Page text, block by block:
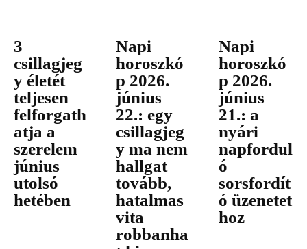
3
csillagjeg
y életét
teljesen
felforgath
atja a
szerelem
június
utolsó
hetében
Napi
horoszkó
p 2026.
június
22.: egy
csillagjeg
y ma nem
hallgat
tovább,
hatalmas
vita
robbanha
Napi
horoszkó
p 2026.
június
21.: a
nyári
napfordul
ó
sorsfordít
ó üzenetet
hoz